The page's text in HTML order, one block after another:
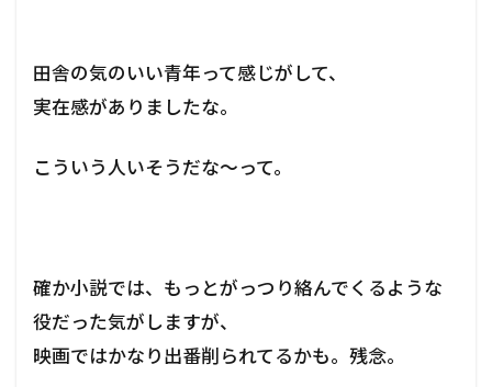
田舎の気のいい青年って感じがして、
実在感がありましたな。
こういう人いそうだな～って。
確か小説では、もっとがっつり絡んでくるような
役だった気がしますが、
映画ではかなり出番削られてるかも。残念。